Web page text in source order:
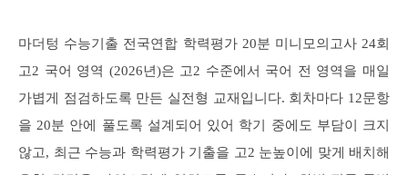
마더텅 수능기출 전국연합 학력평가 20분 미니모의고사 24회
고2 국어 영역 (2026년)은 고2 수준에서 국어 전 영역을 매일
가볍게 점검하도록 만든 실전형 교재입니다. 회차마다 12문항
을 20분 안에 풀도록 설계되어 있어 학기 중에도 부담이 크지
않고, 최근 수능과 학력평가 기출을 고2 눈높이에 맞게 배치해